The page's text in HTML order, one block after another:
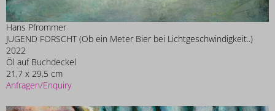
Hans Pfrommer
JUGEND FORSCHT (Ob ein Meter Bier bei Lichtgeschwindigkeit..)
2022
Öl auf Buchdeckel
21,7 x 29,5 cm
Anfragen/Enquiry